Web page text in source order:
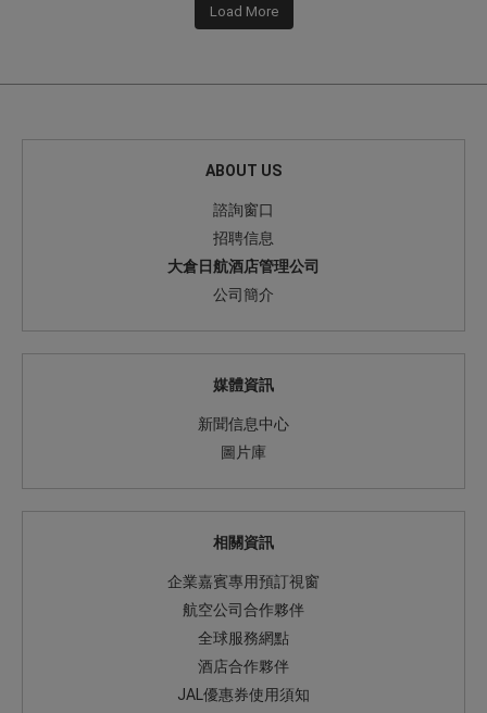
Load More
ABOUT US
諮詢窗口
招聘信息
大倉日航酒店管理公司
公司簡介
媒體資訊
新聞信息中心
圖片庫
相關資訊
企業嘉賓專用預訂視窗
航空公司合作夥伴
全球服務網點
酒店合作夥伴
JAL優惠券使用須知